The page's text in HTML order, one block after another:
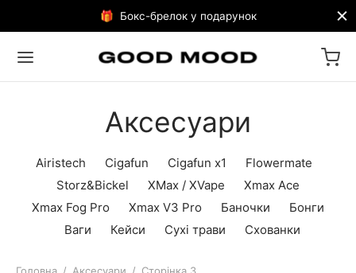
🎁 Бокс-брелок у подарунок
Аксесуари
Airistech Cigafun Cigafun x1
Flowermate
Storz&Bickel
XMax / XVape
Xmax Ace
Xmax Fog Pro
Xmax V3 Pro Баночки
Бонги
Ваги
Кейси Сухі трави Схованки